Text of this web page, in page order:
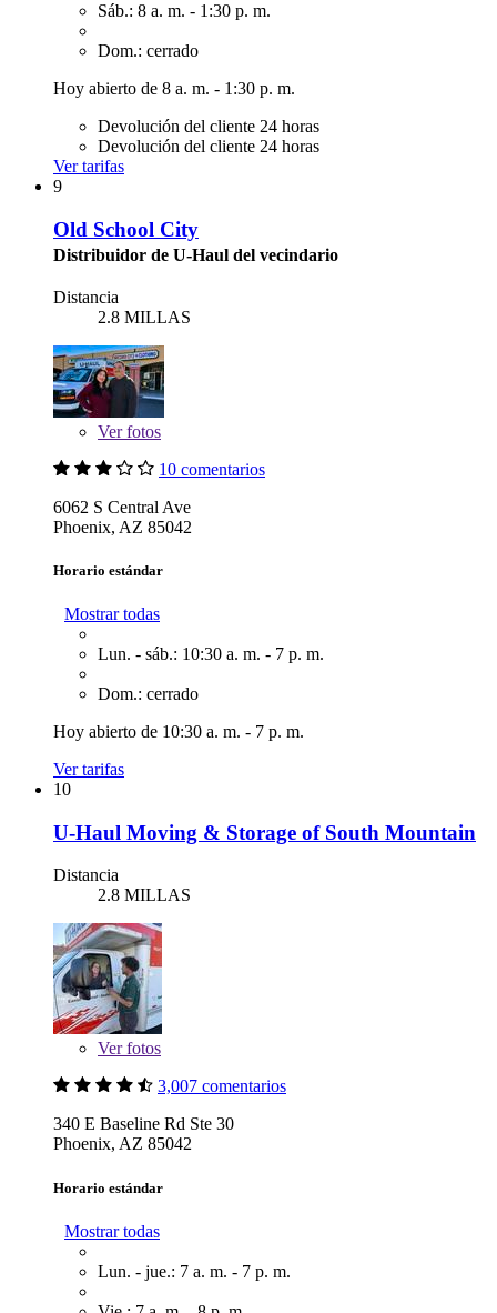
Sáb.: 8 a. m. - 1:30 p. m.
Dom.: cerrado
Hoy abierto de 8 a. m. - 1:30 p. m.
Devolución del cliente 24 horas
Devolución del cliente 24 horas
Ver tarifas
9
Old School City
Distribuidor de U-Haul del vecindario
Distancia
2.8 MILLAS
Verfotos
10 comentarios
6062 S Central Ave
Phoenix, AZ 85042
Horario estándar
Mostrar todas
Lun. - sáb.: 10:30 a. m. - 7 p. m.
Dom.: cerrado
Hoy abierto de 10:30 a. m. - 7 p. m.
Ver tarifas
10
U-Haul Moving & Storage of South Mountain
Distancia
2.8 MILLAS
Verfotos
3,007 comentarios
340 E Baseline Rd Ste 30
Phoenix, AZ 85042
Horario estándar
Mostrar todas
Lun. - jue.: 7 a. m. - 7 p. m.